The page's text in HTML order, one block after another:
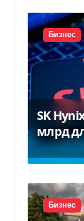
Бизнес
SK
млрд
Бизнес